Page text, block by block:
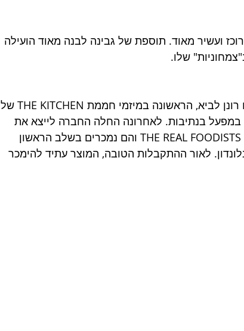
ועשיר מאוד. תוספת של גבינה לבנה מאוד הועילה
שלו.
זוהי חברת סטארט-אפ ישראלית שיזם ופיתח רונן לביא, הראשונה במיזמי חממת THE KITCHEN של
בנתיבות. לאחרונה החלה החברה לייצא את
סדרת YO'RIDGE לשוק הבריטי תחת המותג THE REAL FOODISTS והם נמכרים בשלב הראשון
בלונדון. לאור ההתקבלות הטובה, המוצר עתיד להימכר